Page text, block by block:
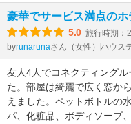
豪華でサービス満点のホ
5.0 旅行時期：
byrunarunaさん（女性） ハウス
友人4人でコネクティング
た。部屋は綺麗で広く窓か
えました。ペットボトルの
パ、化粧品、ボディソープ